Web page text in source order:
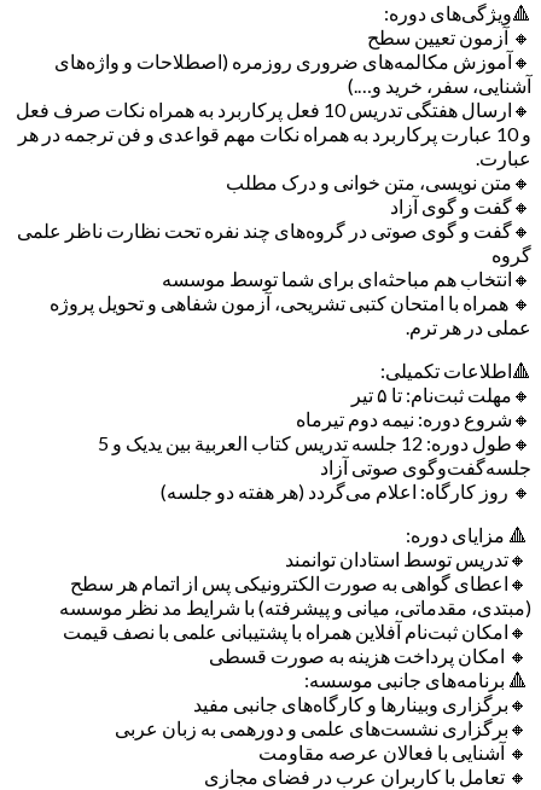
🔺ویژگی‌های دوره:
🔸 آزمون تعیین سطح
🔸آموزش مکالمه‌های ضروری روزمره (اصطلاحات و واژه‌های
آشنایی، سفر، خرید و….)
🔸ارسال هفتگی تدریس 10 فعل پرکاربرد به همراه نکات صرف فعل
و 10 عبارت‌ پرکاربرد به همراه نکات مهم قواعدی و فن ترجمه در هر
عبارت.
🔸متن نویسی، متن خوانی و درک مطلب
🔸گفت‌ و‌ گوی آزاد
🔸گفت و گوی صوتی در گروه‌های چند نفره تحت نظارت ناظر علمی
گروه
🔸انتخاب هم مباحثه‌ای برای شما توسط موسسه
🔸 همراه با امتحان کتبی تشریحی، آزمون شفاهی و تحویل پروژه
عملی در هر ترم.
🔺اطلاعات تکمیلی:
🔸مهلت ثبت‌نام: تا ۵ تیر
🔸شروع دوره: نیمه دوم تیرماه
🔸طول دوره: 12 جلسه تدریس کتاب العربیة بین یدیک و 5
جلسه‌گفت‌‌و‌گوی صوتی آزاد
🔸 روز کارگاه: اعلام می‌گردد (هر هفته دو جلسه)
🔺 مزایای دوره:
🔸تدریس توسط استادان توانمند
🔸اعطای گواهی به صورت الکترونیکی پس از اتمام هر سطح
(مبتدی، مقدماتی، میانی و پیشرفته) با شرایط مد نظر موسسه
🔸امکان ثبت‌نام آفلاین همراه با پشتیبانی علمی با نصف قیمت
🔸 امکان پرداخت هزینه به صورت قسطی
🔺 برنامه‌های جانبی موسسه:
🔸برگزاری وبینارها و کارگاه‌های جانبی مفید
🔸برگزاری نشست‌های علمی و دورهمی به زبان عربی
🔸 آشنایی با فعالان عرصه مقاومت
🔸 تعامل با کاربران عرب در فضای مجازی